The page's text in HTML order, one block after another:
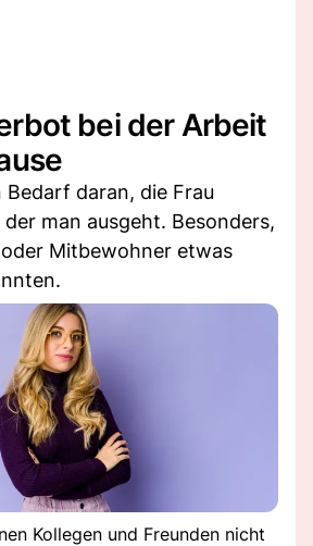
bei der Arbeit
Bedarf daran, die Frau
man ausgeht. Besonders,
Mitbewohner etwas
Kollegen und Freunden nicht